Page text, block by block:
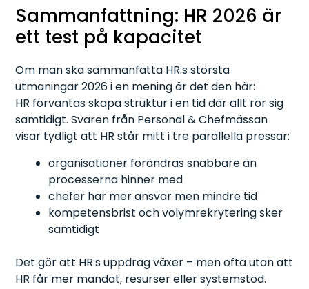
Sammanfattning: HR 2026 är
ett test på kapacitet
Om man ska sammanfatta HR:s största
utmaningar 2026 i en mening är det den här:
HR förväntas skapa struktur i en tid där allt rör sig
samtidigt. Svaren från Personal & Chefmässan
visar tydligt att HR står mitt i tre parallella pressar:
organisationer förändras snabbare än
processerna hinner med
chefer har mer ansvar men mindre tid
kompetensbrist och volymrekrytering sker
samtidigt
Det gör att HR:s uppdrag växer – men ofta utan att
HR får mer mandat, resurser eller systemstöd.